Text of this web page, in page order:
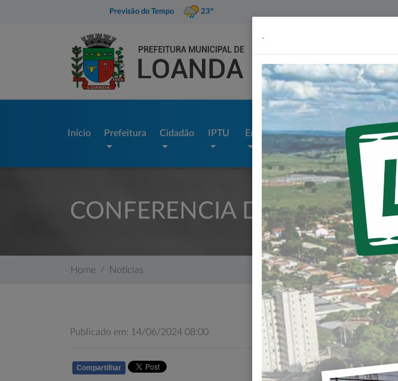
Previsão do Tempo 23º
Início Prefeitura Cidadão IPTU Empresas Imprensa Servidor
CONFERENCIA DAS CIDADES
Home Notícias
Publicado em: 14/06/2024 08:00
Compartilhar
.